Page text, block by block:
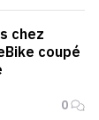
chez
coupé
0